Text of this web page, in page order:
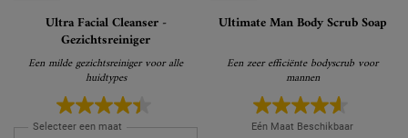
Ultra Facial Cleanser -
Gezichtsreiniger
Een milde gezichtsreiniger voor alle
huidtypes
Selecteer een maat
Ultimate Man Body Scrub Soap
Een zeer efficiënte bodyscrub voor
mannen
Eén Maat Beschikbaar